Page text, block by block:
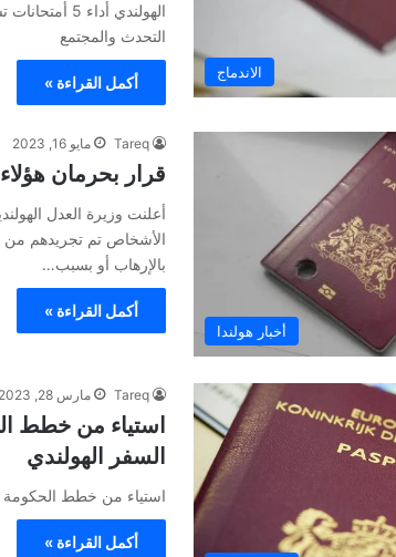
الاندماج
الهولندي أداء
التحدث والمجتمع
أكمل القراءة »
أخبار هولندا
Tareq مايو 16, 2023
قرار بحرمان
أعلنت وزيرة العدل
الأشخاص تم تجريدهم من
بالإرهاب أو بسبب…
أكمل القراءة »
Tareq مارس 28, 2023
استياء من خطط
السفر الهولندي
استياء من خطط الحكومة
أكمل القراءة »